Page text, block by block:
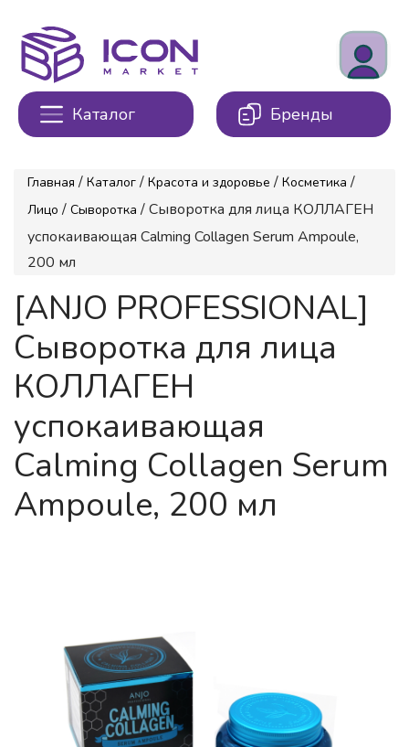
Каталог Бренды
Главная / Каталог / Красота и здоровье / Косметика /
Лицо / Сыворотка / Сыворотка для лица КОЛЛАГЕН
успокаивающая Calming Collagen Serum Ampoule,
200 мл
[ANJO PROFESSIONAL]
Сыворотка для лица
КОЛЛАГЕН
успокаивающая
Calming Collagen Serum
Ampoule, 200 мл